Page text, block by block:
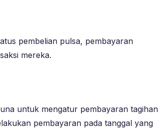
pembelian pulsa, pembayaran
mereka.
untuk mengatur pembayaran tagihan
pembayaran pada tanggal yang